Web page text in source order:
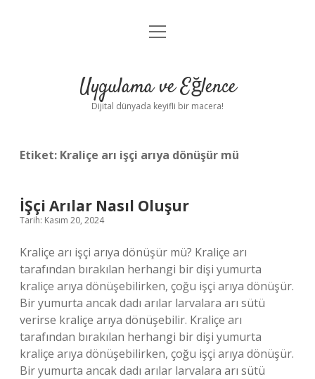
Anasayfa
Yasal Uyarı
menüyü
Uygulama ve Eğlence
Dijital dünyada keyifli bir macera!
Etiket: Kraliçe arı işçi arıya dönüşür mü
İŞçi Arılar Nasıl Oluşur
Tarih: Kasım 20, 2024
Kraliçe arı işçi arıya dönüşür mü? Kraliçe arı
tarafından bırakılan herhangi bir dişi yumurta
kraliçe arıya dönüşebilirken, çoğu işçi arıya dönüşür.
Bir yumurta ancak dadı arılar larvalara arı sütü
verirse kraliçe arıya dönüşebilir. Kraliçe arı
tarafından bırakılan herhangi bir dişi yumurta
kraliçe arıya dönüşebilirken, çoğu işçi arıya dönüşür.
Bir yumurta ancak dadı arılar larvalara arı sütü